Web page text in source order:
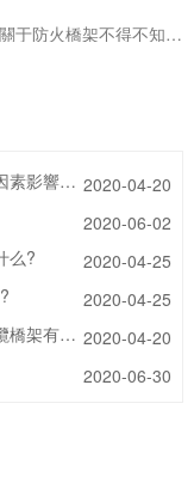
下一篇：關于防火橋架不得不知道的事情
如何根據自身實際需求來選擇橋架?有哪些因素影響橋架精度呢? 2020-04-20
2020-06-02
么?
2020-04-25
2020-04-25
廣州電纜橋架布線施工需注意哪些細節?電纜橋架有哪些常見故障? 2020-04-20
2020-06-30